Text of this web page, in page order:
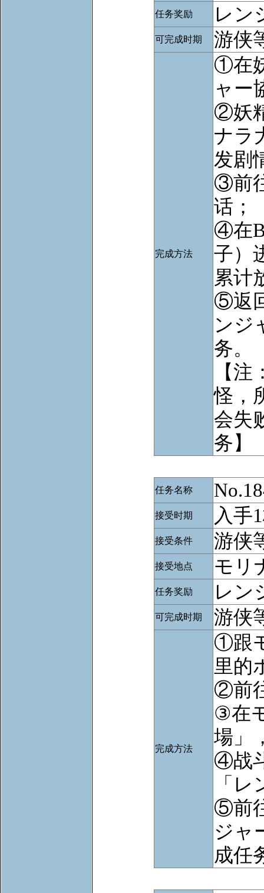
任务奖励 レン
可完成时期 游侠
完成方法
①在
ャー
②妖
ナラ
发剧
③前
话；
④在
子）
累计
⑤返
ンジ
务。
【
怪，
会失
务】
任务名称
接受时期 入手
接受条件 游侠
接受地点 モリ
任务奖励 レン
可完成时期 游侠
完成方法
①跟
里的
②前
③在
場」
④战
「
⑤前
ジャ
成任